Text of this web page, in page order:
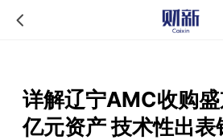
详解辽宁AMC收购
亿元资产 技术性出表